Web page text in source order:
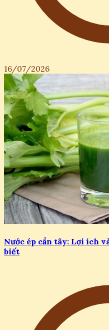
16/07/2026
Nước ép cần tây: Lợi ích
biết